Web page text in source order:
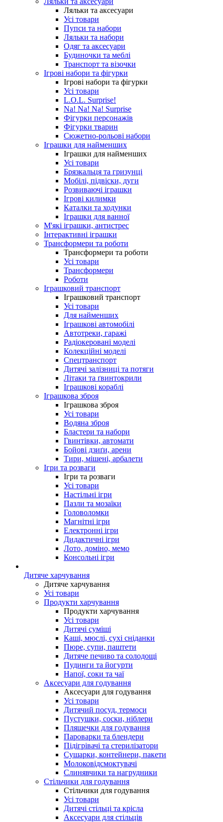
Ляльки та аксесуари
Усі товари
Пупси та набори
Ляльки та набори
Одяг та аксесуари
Будиночки та меблі
Транспорт та візочки
Ігрові набори та фігурки
Ігрові набори та фігурки
Усі товари
L.O.L. Surprise!
Na! Na! Na! Surprise
Фігурки персонажів
Фігурки тварин
Сюжетно-рольові набори
Іграшки для найменших
Іграшки для найменших
Усі товари
Брязкальця та гризунці
Мобілі, підвіски, дуги
Розвиваючі іграшки
Ігрові килимки
Каталки та ходунки
Іграшки для ванної
М'які іграшки, антистрес
Інтерактивні іграшки
Трансформери та роботи
Трансформери та роботи
Усі товари
Трансформери
Роботи
Іграшковий транспорт
Іграшковий транспорт
Усі товари
Для найменших
Іграшкові автомобілі
Автотреки, гаражі
Радіокеровані моделі
Колекційні моделі
Спецтранспорт
Дитячі залізниці та потяги
Літаки та ґвинтокрили
Іграшкові кораблі
Іграшкова зброя
Іграшкова зброя
Усі товари
Водяна зброя
Бластери та набори
Гвинтівки, автомати
Бойові дзиґи, арени
Тири, мішені, арбалети
Ігри та розваги
Ігри та розваги
Усі товари
Настільні ігри
Пазли та мозаїки
Головоломки
Магнітні ігри
Електронні ігри
Дидактичні ігри
Лото, доміно, мемо
Консольні ігри
Дитяче харчування
Дитяче харчування
Усі товари
Продукти харчування
Продукти харчування
Усі товари
Дитячі суміші
Каші, мюслі, сухі сніданки
Пюре, супи, паштети
Дитяче печиво та солодощі
Пудинги та йогурти
Напої, соки та чаї
Аксесуари для годування
Аксесуари для годування
Усі товари
Дитячий посуд, термоси
Пустушки, соски, ніблери
Пляшечки для годування
Пароварки та блендери
Підігрівачі та стерилізатори
Сушарки, контейнери, пакети
Молоковідсмоктувачі
Слинявчики та нагрудники
Стільчики для годування
Стільчики для годування
Усі товари
Дитячі стільці та крісла
Аксесуари для стільців